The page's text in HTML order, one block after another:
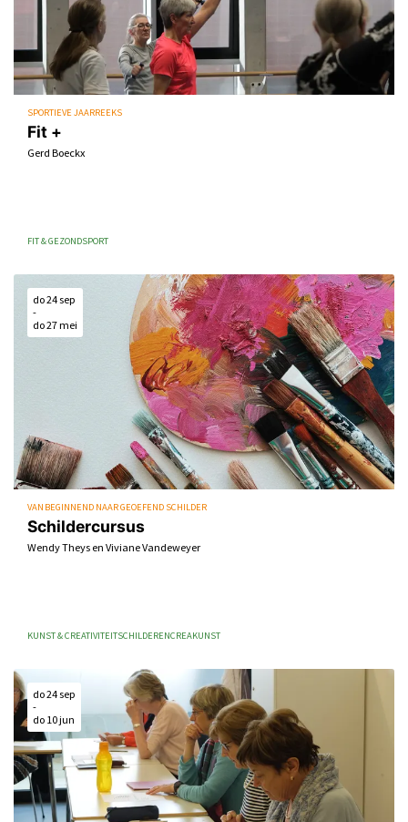
Fit +
Gerd Boeckx
SPORTIEVE JAARREEKS
FIT & GEZONDSPORT
Schildercursus
Wendy Theys en Viviane Vandeweyer
VAN BEGINNEND NAAR GEOEFEND SCHILDER
do 24 sep
-
do 27 mei
KUNST & CREATIVITEITSCHILDERENCREAKUNST
do 24 sep
-
do 10 jun